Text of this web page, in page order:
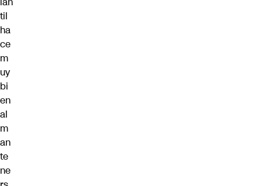
til
ha
ce
m
uy
bi
en
al
m
an
te
ne